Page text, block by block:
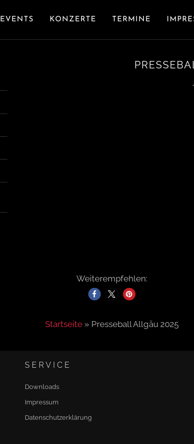
EVENTS KONZERTE TERMINE
Weiterempfehlen:
Startseite» Presseball Allgäu 2025
SERVICE
Downloads
Impressum
Datenschutzerklärung